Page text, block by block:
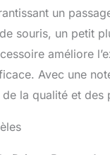
un
souris, un petit
améliore
Avec une
la qualité et